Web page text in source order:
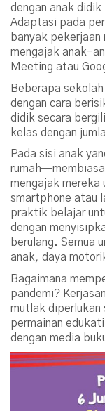
dengan anak
Adaptasi pada
banyak pekerjaan
mengajak anak-
Meeting atau
Beberapa
dengan cara
didik secara
kelas dengan
Pada sisi anak
mengajak
smartphone atau
praktik belajar
dengan
berulang. Semua
anak, daya
Bagaimana
pandemi?
mutlak diperlukan
permainan
dengan media